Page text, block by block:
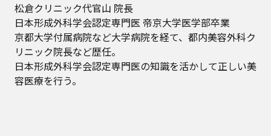
松倉クリニック代官山 院長
日本形成外科学会認定専門医 帝京大学医学部卒業
京都大学付属病院など大学病院を経て、都内美容外科ク
リニック院長など歴任。
日本形成外科学会認定専門医の知識を活かして正しい美
容医療を行う。